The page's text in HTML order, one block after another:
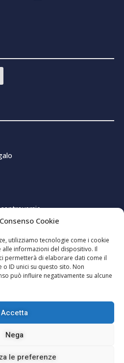
Cookie
utilizziamo tecnologie come i cookie
informazioni del dispositivo. Il
permetterà di elaborare dati come il
ID unici su questo sito. Non
può influire negativamente su alcune
Accetta
Nega
le preferenze
– Registrazione al Registro della
Sole ISSN 2785-2466